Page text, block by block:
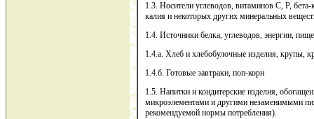
1.3. Носители углеводов, витаминов С, Р,
калия и некоторых других минеральных
1.4. Источники белка, углеводов, энергии,
1.4.а. Хлеб и хлебобулочные изделия, крупы,
1.4.б. Готовые завтраки, поп-корн
1.5. Напитки и кондитерские изделия,
микроэлементами и другими незаменимыми
рекомендуемой нормы потребления).